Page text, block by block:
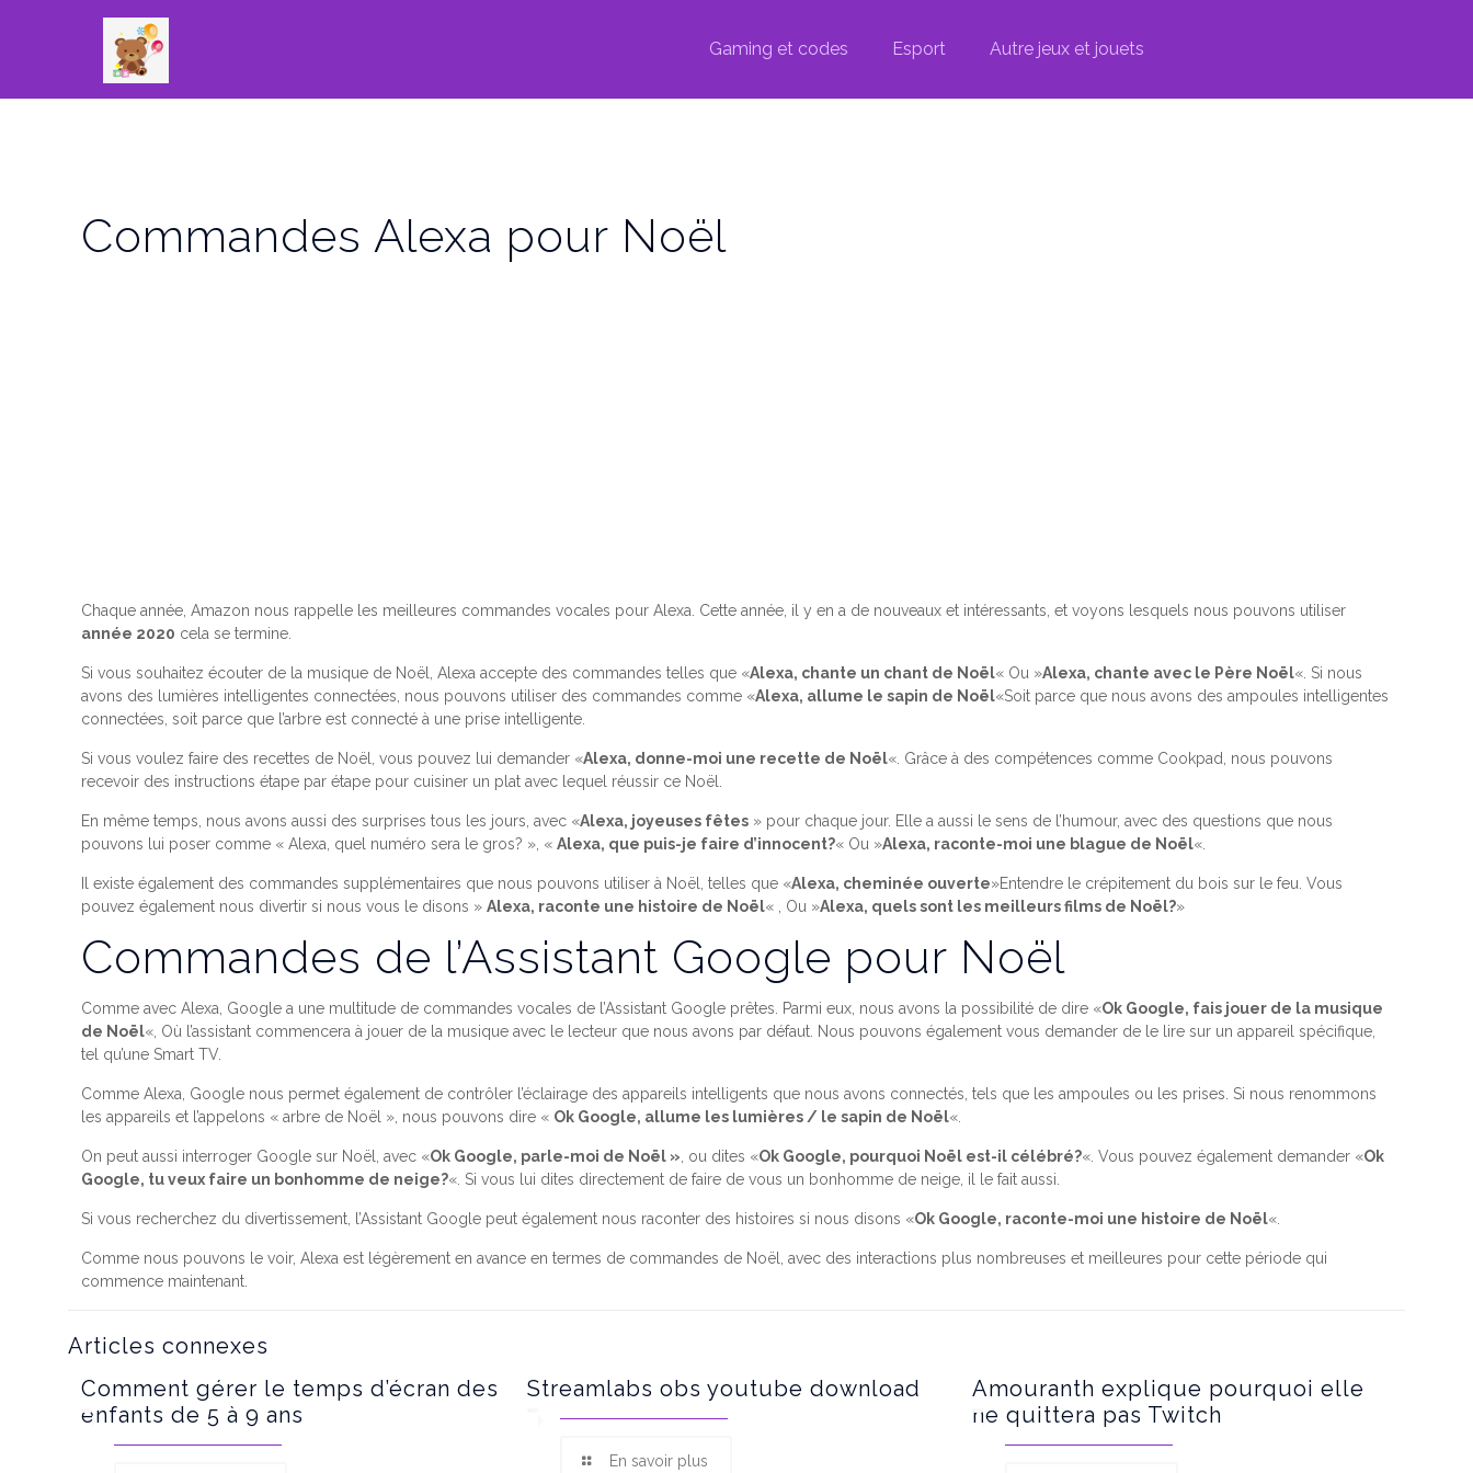
Gaming et codes Esport Autre jeux et jouets
Commandes Alexa pour Noël
Chaque année, Amazon nous rappelle les meilleures commandes vocales pour Alexa. Cette année, il y en a de nouveaux et intéressants, et voyons lesquels nous pouvons utiliser
année 2020 cela se termine.
Si vous souhaitez écouter de la musique de Noël, Alexa accepte des commandes telles que «Alexa, chante un chant de Noël« Ou »Alexa, chante avec le Père Noël«. Si nous
avons des lumières intelligentes connectées, nous pouvons utiliser des commandes comme «Alexa, allume le sapin de Noël«Soit parce que nous avons des ampoules intelligentes
connectées, soit parce que l’arbre est connecté à une prise intelligente.
Si vous voulez faire des recettes de Noël, vous pouvez lui demander «Alexa, donne-moi une recette de Noël«. Grâce à des compétences comme Cookpad, nous pouvons
recevoir des instructions étape par étape pour cuisiner un plat avec lequel réussir ce Noël.
En même temps, nous avons aussi des surprises tous les jours, avec «Alexa, joyeuses fêtes » pour chaque jour. Elle a aussi le sens de l’humour, avec des questions que nous
pouvons lui poser comme « Alexa, quel numéro sera le gros? », «Alexa, que puis-je faire d’innocent?« Ou »Alexa, raconte-moi une blague de Noël«.
Il existe également des commandes supplémentaires que nous pouvons utiliser à Noël, telles que «Alexa, cheminée ouverte»Entendre le crépitement du bois sur le feu. Vous
pouvez également nous divertir si nous vous le disons »Alexa, raconte une histoire de Noël« , Ou »Alexa, quels sont les meilleurs films de Noël?»
Commandes de l’Assistant Google pour Noël
Comme avec Alexa, Google a une multitude de commandes vocales de l’Assistant Google prêtes. Parmi eux, nous avons la possibilité de dire «Ok Google, fais jouer de la musique
de Noël«, Où l’assistant commencera à jouer de la musique avec le lecteur que nous avons par défaut. Nous pouvons également vous demander de le lire sur un appareil spécifique,
tel qu’une Smart TV.
Comme Alexa, Google nous permet également de contrôler l’éclairage des appareils intelligents que nous avons connectés, tels que les ampoules ou les prises. Si nous renommons
les appareils et l’appelons « arbre de Noël », nous pouvons dire « Ok Google, allume les lumières / le sapin de Noël«.
On peut aussi interroger Google sur Noël, avec «Ok Google, parle-moi de Noël » , ou dites «Ok Google, pourquoi Noël est-il célébré?«. Vous pouvez également demander «Ok
Google, tu veux faire un bonhomme de neige?«. Si vous lui dites directement de faire de vous un bonhomme de neige, il le fait aussi.
Si vous recherchez du divertissement, l’Assistant Google peut également nous raconter des histoires si nous disons «Ok Google, raconte-moi une histoire de Noël«.
Comme nous pouvons le voir, Alexa est légèrement en avance en termes de commandes de Noël, avec des interactions plus nombreuses et meilleures pour cette période qui
commence maintenant.
Articles connexes
Comment gérer le temps d’écran des
enfants de 5 à 9 ans
Streamlabs obs youtube download
En savoir plus
Amouranth explique pourquoi elle
ne quittera pas Twitch